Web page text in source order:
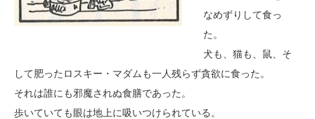
なめずりして食っ
た。
犬も、猫も、鼠、そ
して肥ったロスキー・マダムも一人残らず貪欲に食った。
それは誰にも邪魔されぬ食膳であった。
歩いていても眼は地上に吸いつけられている。